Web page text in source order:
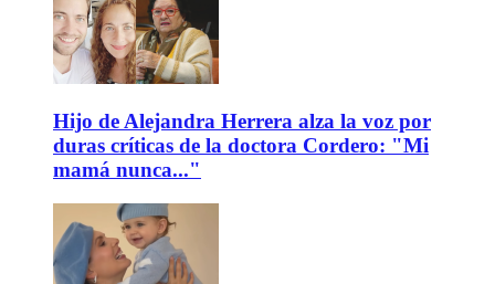
Hijo de Alejandra Herrera alza la voz por
duras críticas de la doctora Cordero: "Mi
mamá nunca..."